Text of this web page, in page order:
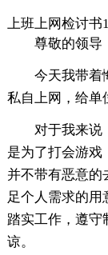
上班上网检讨书
尊敬的领导
今天我带着
私自上网，给单
对于我来说
是为了打会游戏
并不带有恶意的
足个人需求的用
踏实工作，遵守
谅。